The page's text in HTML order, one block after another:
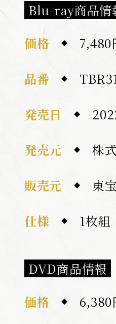
Blu-ray商品情
価格
7,480
品番
発売日
発売元
株
販売元
東
仕様
1枚組
DVD商品情報
価格
6,380